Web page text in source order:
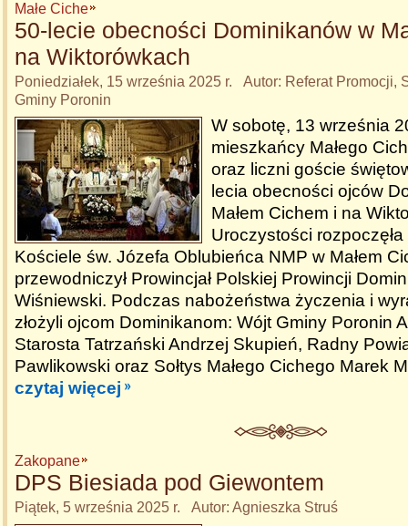
Małe Ciche
50-lecie obecności Dominikanów w
na Wiktorówkach
Poniedziałek, 15 września 2025 r. Autor: Referat Promocji,
Gminy Poronin
W sobotę, 13 września
mieszkańcy Małego
oraz liczni goście
lecia obecności ojców
Małem Cichem i na
Uroczystości
Kościele św. Józefa Oblubieńca NMP w Małem
przewodniczył Prowincjał Polskiej Prowincji
Wiśniewski. Podczas nabożeństwa życzenia i
złożyli ojcom Dominikanom: Wójt Gminy Poronin
Starosta Tatrzański Andrzej Skupień, Radny
Pawlikowski oraz Sołtys Małego Cichego Marek
czytaj więcej
Zakopane
DPS Biesiada pod Giewontem
Piątek, 5 września 2025 r. Autor: Agnieszka Struś